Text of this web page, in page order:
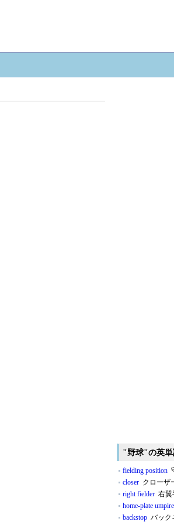
"野球"の英単
fielding position
closer クローザ
right fielder 右翼
home-plate umpire
backstop バック